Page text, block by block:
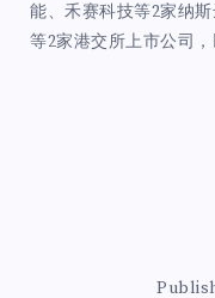
能、禾赛科技等2家纳
等2家港交所上市公司，